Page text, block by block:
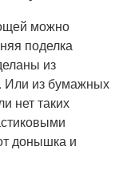
можно
поделка
из
Или из бумажных
нет таких
донышка и